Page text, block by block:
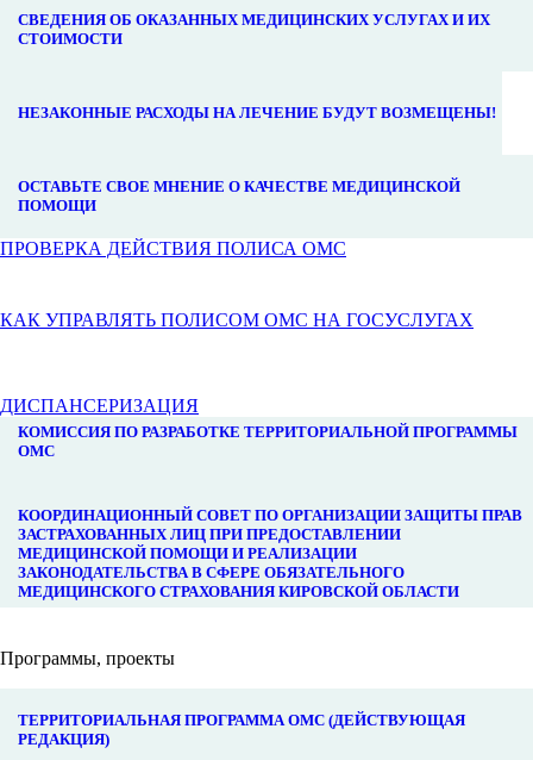
СВЕДЕНИЯ ОБ ОКАЗАННЫХ МЕДИЦИНСКИХ УСЛУГАХ И ИХ
СТОИМОСТИ
НЕЗАКОННЫЕ РАСХОДЫ НА ЛЕЧЕНИЕ БУДУТ ВОЗМЕЩЕНЫ!
ОСТАВЬТЕ СВОЕ МНЕНИЕ О КАЧЕСТВЕ МЕДИЦИНСКОЙ
ПОМОЩИ
ПРОВЕРКА ДЕЙСТВИЯ ПОЛИСА ОМС
КАК УПРАВЛЯТЬ ПОЛИСОМ ОМС НА ГОСУСЛУГАХ
ДИСПАНСЕРИЗАЦИЯ
КОМИССИЯ ПО РАЗРАБОТКЕ ТЕРРИТОРИАЛЬНОЙ ПРОГРАММЫ
ОМС
КООРДИНАЦИОННЫЙ СОВЕТ ПО ОРГАНИЗАЦИИ ЗАЩИТЫ ПРАВ
ЗАСТРАХОВАННЫХ ЛИЦ ПРИ ПРЕДОСТАВЛЕНИИ
МЕДИЦИНСКОЙ ПОМОЩИ И РЕАЛИЗАЦИИ
ЗАКОНОДАТЕЛЬСТВА В СФЕРЕ ОБЯЗАТЕЛЬНОГО
МЕДИЦИНСКОГО СТРАХОВАНИЯ КИРОВСКОЙ ОБЛАСТИ
Программы, проекты
ТЕРРИТОРИАЛЬНАЯ ПРОГРАММА ОМС (ДЕЙСТВУЮЩАЯ
РЕДАКЦИЯ)